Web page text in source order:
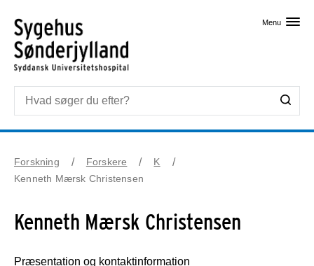
Menu
Forskning Forskere
K
Kenneth Mærsk Christensen
Kenneth Mærsk Christensen
Præsentation og kontaktinformation